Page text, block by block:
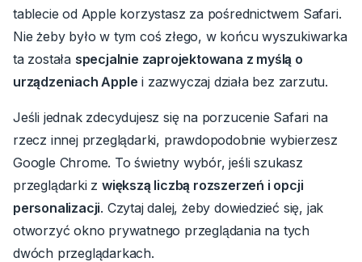
tablecie od Apple korzystasz za pośrednictwem Safari.
Nie żeby było w tym coś złego, w końcu wyszukiwarka
ta została specjalnie zaprojektowana z myślą o
urządzeniach Apple i zazwyczaj działa bez zarzutu.
Jeśli jednak zdecydujesz się na porzucenie Safari na
rzecz innej przeglądarki, prawdopodobnie wybierzesz
Google Chrome. To świetny wybór, jeśli szukasz
przeglądarki zwiększą liczbą rozszerzeń i opcji
personalizacji. Czytaj dalej, żeby dowiedzieć się, jak
otworzyć okno prywatnego przeglądania na tych
dwóch przeglądarkach.